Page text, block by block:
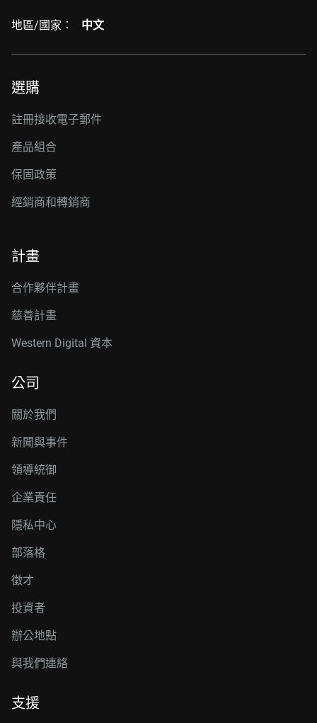
地區/國家： 中文
選購
註冊接收電子郵件
產品組合
保固政策
經銷商和轉銷商
計畫
合作夥伴計畫
慈善計畫
Western Digital 資本
公司
關於我們
新聞與事件
領導統御
企業責任
隱私中心
部落格
徵才
投資者
辦公地點
與我們連絡
支援